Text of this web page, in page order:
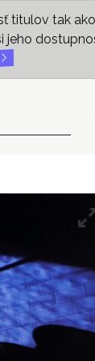
titulov tak